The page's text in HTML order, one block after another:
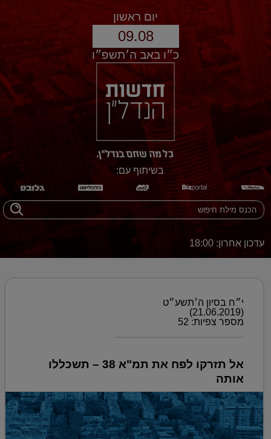
יום ראשון
09.08
כ״ו באב ה׳תשפ״ו
בשיתוף עם:
עדכון אחרון: 18:00
י״ח בסיון ה׳תשע״ט
(21.06.2019)
מספר צפיות: 52
אל תזרקו לפח את תמ"א 38 – תשכללו
אותה